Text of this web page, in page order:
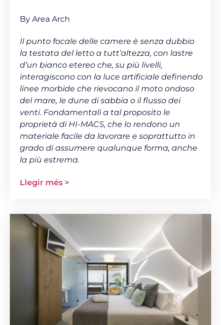
By Area Arch
Il punto focale delle camere è senza dubbio
la testata del letto a tutt’altezza, con lastre
d’un bianco etereo che, su più livelli,
interagiscono con la luce artificiale definendo
linee morbide che rievocano il moto ondoso
del mare, le dune di sabbia o il flusso dei
venti. Fondamentali a tal proposito le
proprietà di HI-MACS, che lo rendono un
materiale facile da lavorare e soprattutto in
grado di assumere qualunque forma, anche
la più estrema.
Llegir més >